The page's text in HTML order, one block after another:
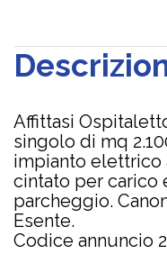
Affittasi
singolo di mq
impianto elettrico
cintato per carico
parcheggio.
Esente.
Codice annuncio